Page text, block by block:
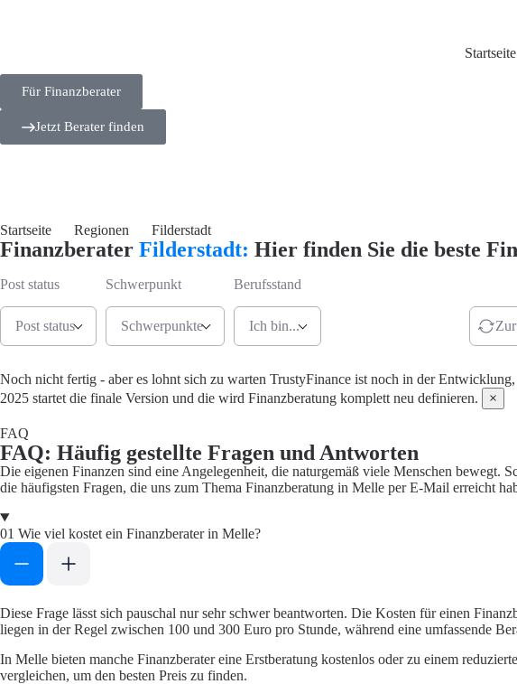
Startseite
Für Finanzberater
Jetzt Berater finden
Startseite Regionen Filderstadt
Finanzberater Filderstadt: Hier finden Sie die beste
Post status
Post status
Schwerpunkt
Schwerpunkte
Berufsstand
Ich bin...
Noch nicht fertig - aber es lohnt sich zu warten TrustyFinance ist noch in der
2025 startet die finale Version und die wird Finanzberatung komplett neu definieren.
×
FAQ
FAQ: Häufig gestellte Fragen und Antworten
Die eigenen Finanzen sind eine Angelegenheit, die naturgemäß viele Menschen
die häufigsten Fragen, die uns zum Thema Finanzberatung in Melle per E-Mail erreicht
01 Wie viel kostet ein Finanzberater in Melle?
Diese Frage lässt sich pauschal nur sehr schwer beantworten. Die Kosten für einen
liegen in der Regel zwischen 100 und 300 Euro pro Stunde, während eine umfassende
In Melle bieten manche Finanzberater eine Erstberatung kostenlos oder zu einem
vergleichen, um den besten Preis zu finden.